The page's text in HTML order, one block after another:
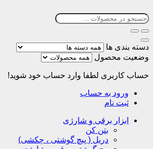
دسته بندی ها
وضعیت محصول
حساب کاربری لطفا وارد حساب خود شوید!
ورود به حساب
ثبت نام
ابزار برقی و شارژی
بتن کن
دریل ( پیچ گوشتی ، چکشی)